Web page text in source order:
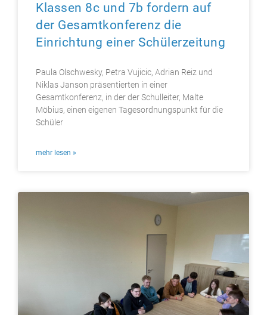
Klassen 8c und 7b fordern auf
der Gesamtkonferenz die
Einrichtung einer Schülerzeitung
Paula Olschwesky, Petra Vujicic, Adrian Reiz und
Niklas Janson präsentierten in einer
Gesamtkonferenz, in der der Schulleiter, Malte
Möbius, einen eigenen Tagesordnungspunkt für die
Schüler
mehr lesen »